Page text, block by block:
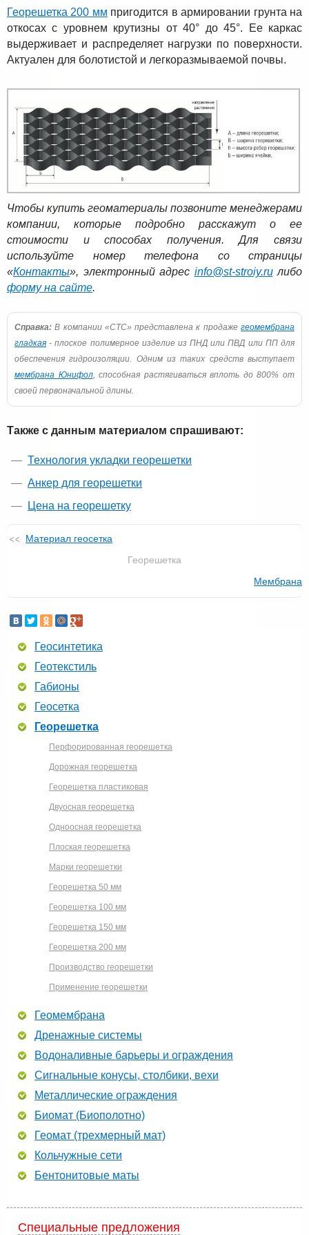
Георешетка 200 мм пригодится в армировании грунта на
откосах с уровнем крутизны от 40° до 45°. Ее каркас
выдерживает и распределяет нагрузки по поверхности.
Актуален для болотистой и легкоразмываемой почвы.
Чтобы купить геоматериалы позвоните менеджерами
компании, которые подробно расскажут о ее
стоимости и способах получения. Для связи
используйте номер телефона со страницы
«Контакты», электронный адрес info@st-stroiy.ruлибо
форму на сайте.
Справка: В компании «СТС» представлена к продаже геомембрана
гладкая - плоское полимерное изделие из ПНД или ПВД или ПП для
обеспечения гидроизоляции. Одним из таких средств выступает
мембрана Юнифол, способная растягиваться вплоть до 800% от
своей первоначальной длины.
Также с данным материалом спрашивают:
Технология укладки георешетки
Анкер для георешетки
Цена на георешетку
Материал геосетка
Георешетка
Мембрана
Геосинтетика
Геотекстиль
Габионы
Геосетка
Георешетка
Перфорированная георешетка
Дорожная георешетка
Георешетка пластиковая
Двуосная георешетка
Одноосная георешетка
Плоская георешетка
Марки георешетки
Георешетка 50 мм
Георешетка 100 мм
Георешетка 150 мм
Георешетка 200 мм
Производство георешетки
Применение георешетки
Геомембрана
Дренажные системы
Водоналивные барьеры и ограждения
Сигнальные конусы, столбики, вехи
Металлические ограждения
Биомат (Биополотно)
Геомат (трехмерный мат)
Кольчужные сети
Бентонитовые маты
Специальные предложения